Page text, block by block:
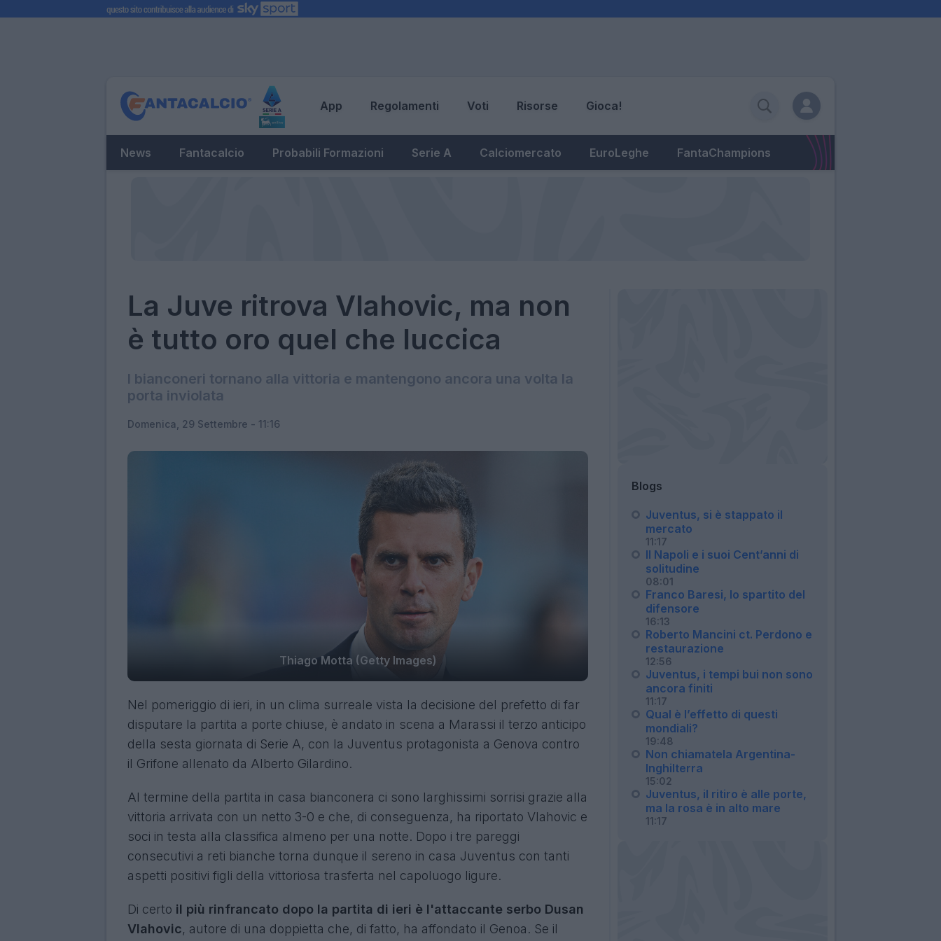
App Regolamenti Voti Risorse Gioca!
News Fantacalcio Probabili Formazioni Serie A Calciomercato EuroLeghe FantaChampions
La Juve ritrova Vlahovic, ma non
è tutto oro quel che luccica
I bianconeri tornano alla vittoria e mantengono ancora una volta la
porta inviolata
Domenica, 29 Settembre - 11:16
Thiago Motta (Getty Images)
Nel pomeriggio di ieri, in un clima surreale vista la decisione del prefetto di far
disputare la partita a porte chiuse, è andato in scena a Marassi il terzo anticipo
della sesta giornata di Serie A, con la Juventus protagonista a Genova contro
il Grifone allenato da Alberto Gilardino.
Al termine della partita in casa bianconera ci sono larghissimi sorrisi grazie alla
vittoria arrivata con un netto 3-0 e che, di conseguenza, ha riportato Vlahovic e
soci in testa alla classifica almeno per una notte. Dopo i tre pareggi
consecutivi a reti bianche torna dunque il sereno in casa Juventus con tanti
aspetti positivi figli della vittoriosa trasferta nel capoluogo ligure.
Di certo il più rinfrancato dopo la partita di ieri è l'attaccante serbo Dusan
Vlahovic, autore di una doppietta che, di fatto, ha affondato il Genoa. Se il
Blogs
Juventus, si è stappato il
mercato
11:17
Il Napoli e i suoi Cent’anni di
solitudine
08:01
Franco Baresi, lo spartito del
difensore
16:13
Roberto Mancini ct. Perdono e
restaurazione
12:56
Juventus, i tempi bui non sono
ancora finiti
11:17
Qual è l’effetto di questi
mondiali?
19:48
Non chiamatela Argentina-
Inghilterra
15:02
Juventus, il ritiro è alle porte,
ma la rosa è in alto mare
11:17